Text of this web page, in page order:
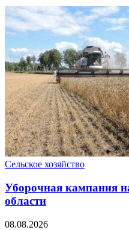
Сельское хозяйство
Уборочная кампания
области
08.08.2026